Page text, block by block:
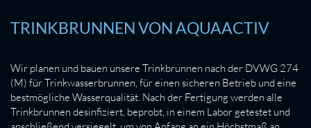
TRINKBRUNNEN VON AQUAACTIV
Wir planen und bauen unsere Trinkbrunnen nach der DVWG 274
(M) für Trinkwasserbrunnen, für einen sicheren Betrieb und eine
bestmögliche Wasserqualität. Nach der Fertigung werden alle
Trinkbrunnen desinfiziert, beprobt, in einem Labor getestet und